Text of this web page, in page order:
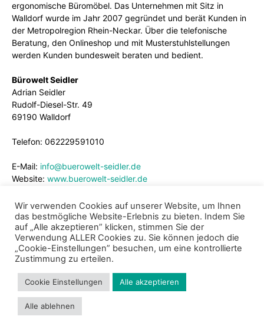
ergonomische Büromöbel. Das Unternehmen mit Sitz in
Walldorf wurde im Jahr 2007 gegründet und berät Kunden in
der Metropolregion Rhein-Neckar. Über die telefonische
Beratung, den Onlineshop und mit Musterstuhlstellungen
werden Kunden bundesweit beraten und bedient.
Bürowelt Seidler
Adrian Seidler
Rudolf-Diesel-Str. 49
69190 Walldorf
Telefon: 062229591010
E-Mail: info@buerowelt-seidler.de
Website: www.buerowelt-seidler.de
Impressum Datenschutz Cookie Richtlinie
© 2024 - Bund der Selbständigen Baden-Württemberg e.V.
Wir verwenden Cookies auf unserer Website, um Ihnen
das bestmögliche Website-Erlebnis zu bieten. Indem Sie
auf „Alle akzeptieren” klicken, stimmen Sie der
Verwendung ALLER Cookies zu. Sie können jedoch die
„Cookie-Einstellungen” besuchen, um eine kontrollierte
Zustimmung zu erteilen.
Cookie Einstellungen Alle akzeptieren
Alle ablehnen